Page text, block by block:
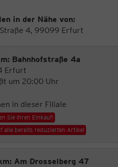
in der Nähe von:
4, 99099 Erfurt
Bahnhofstraße 4a
Erfurt
um 20:00 Uhr
in dieser Filiale
Sie Ihren Einkauf!
alle bereits reduzierten Artikel
Am Drosselberg 47